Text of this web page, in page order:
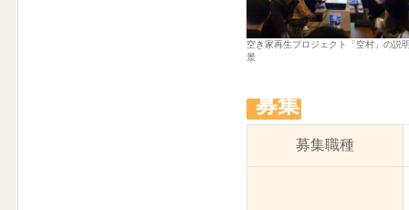
空き家再生プロジェクト「空村」の説
景
募集
募集職種